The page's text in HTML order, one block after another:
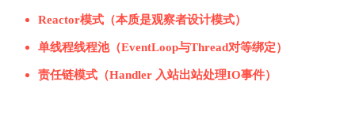
Reactor模式（本质是观察者设计模式）
单线程线程池（EventLoop与Thread对等绑定）
责任链模式（Handler 入站出站处理IO事件）